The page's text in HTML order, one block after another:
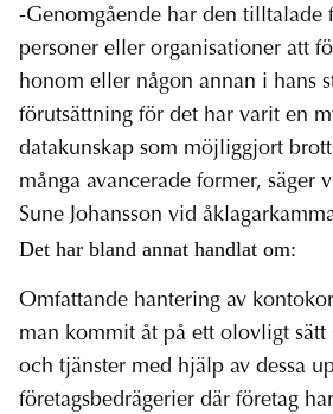
-Genomgående har den tilltalade
personer eller organisationer att
honom eller någon annan i hans
förutsättning för det har varit en
datakunskap som möjliggjort
många avancerade former, säger
Sune Johansson vid
Det har bland annat handlat om:
Omfattande hantering av
man kommit åt på ett olovligt sätt
och tjänster med hjälp av dessa
företagsbedrägerier där företag